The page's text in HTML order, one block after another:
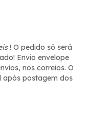
! O pedido só será
Envio envelope
nos correios. O
após postagem dos